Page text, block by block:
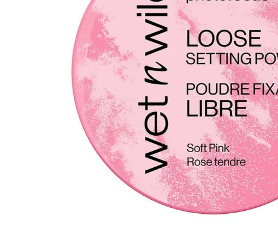
8. protectores termicos
tinte
10. naked hair